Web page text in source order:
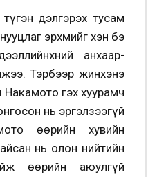
дэлгэрэх тусам
эрхмийг хэн бэ
анхаар­
Тэрбээр жинхэнэ
гэх хуурамч
нь эргэлзээгүй
өөрийн хувийн
нь олон нийтийн
өөрийн аюулгүй